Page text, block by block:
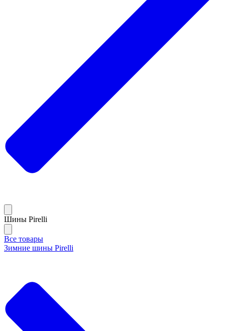
Шины Pirelli
Все товары
Зимние шины Pirelli